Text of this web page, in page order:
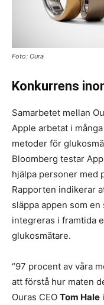
Foto: Oura
Konkurrens
Samarbetet mellan
Apple arbetat i
metoder för
Bloomberg testar
hjälpa personer med
Rapporten indikerar
släppa appen som
integreras i framtida
glukosmätare.
“97 procent av våra
att förstå hur maten
Ouras CEO Tom Hale